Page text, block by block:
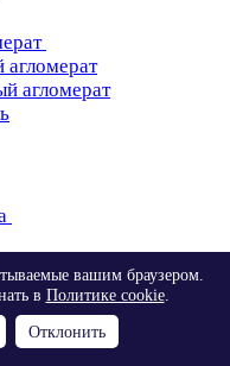
агломерат
Optimum Glue
Optimum Glue
вашим браузером.
в Политике cookie.
Отклонить